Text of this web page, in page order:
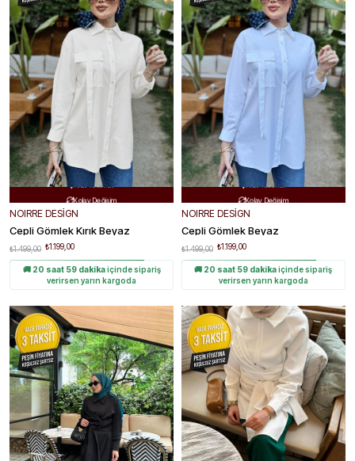
 Ücretsiz Kargo
Hızlı Teslimat
NOIRRE DESİGN
Cepli Gömlek Kırık Beyaz
₺1.199,00
₺1.499,00
🚚 20 saat 59 dakikaiçinde sipariş
verirsen yarın kargoda
 Ücretsiz Kargo
Hızlı Teslimat
NOIRRE DESİGN
Cepli Gömlek Beyaz
₺1.199,00
₺1.499,00
🚚 20 saat 59 dakikaiçinde sipariş
verirsen yarın kargoda